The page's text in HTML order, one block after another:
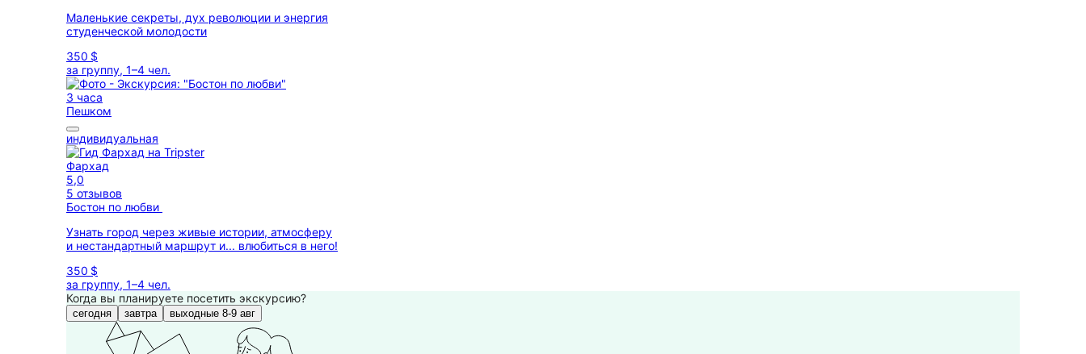
Маленькие секреты, дух революции и энергия
студенческой молодости
350 $
за группу, 1–4 чел.
3 часа
Пешком
индивидуальная
Фархад
5,0
5 отзывов
Бостон по любви
Узнать город через живые истории, атмосферу
и нестандартный маршрут и... влюбиться в него!
350 $
за группу, 1–4 чел.
Когда вы планируете посетить экскурсию?
сегодня завтра выходные 8-9 авг